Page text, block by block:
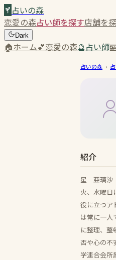
占いの森
恋愛の森占い師を探す店舗を
Dark
🏠ホーム💕恋愛の森🔮占い師🏪
占いの森 ›
紹介
星 亜璃沙
火、水曜日
役に立つア
は常に一人
に整理、整
否や心の不
学連合会所